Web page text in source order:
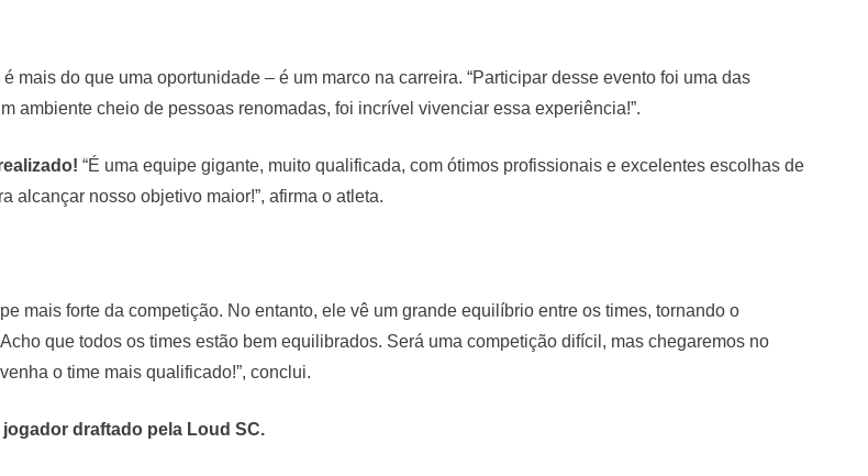
é mais do que uma oportunidade – é um marco na carreira. “Participar desse evento foi uma das
ambiente cheio de pessoas renomadas, foi incrível vivenciar essa experiência!”.
“É uma equipe gigante, muito qualificada, com ótimos profissionais e excelentes escolhas de
alcançar nosso objetivo maior!”, afirma o atleta.
mais forte da competição. No entanto, ele vê um grande equilíbrio entre os times, tornando o
que todos os times estão bem equilibrados. Será uma competição difícil, mas chegaremos no
o time mais qualificado!”, conclui.
draftado pela Loud SC.